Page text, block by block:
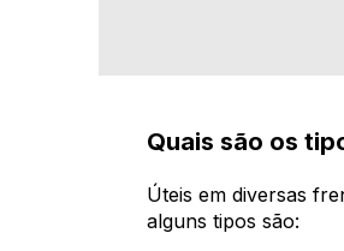
Quais são os
Úteis em diversas
alguns tipos são: